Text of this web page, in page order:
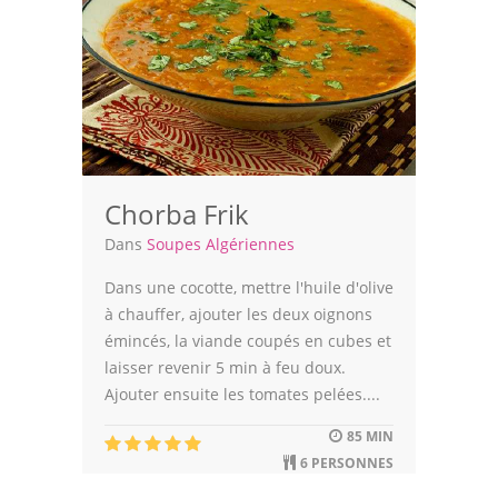
Chorba Frik
Dans Soupes Algériennes
Dans une cocotte, mettre l'huile d'olive
à chauffer, ajouter les deux oignons
émincés, la viande coupés en cubes et
laisser revenir 5 min à feu doux.
Ajouter ensuite les tomates pelées....
85 MIN
6 PERSONNES